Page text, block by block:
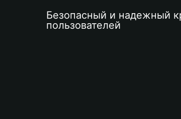
Безопасный и надежный
пользователей